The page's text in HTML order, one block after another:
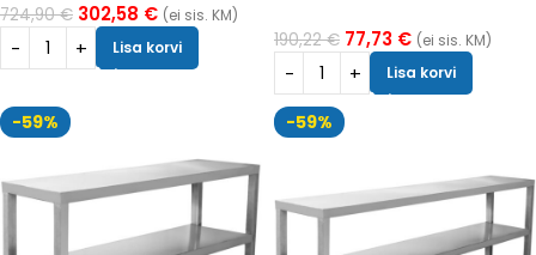
724,90€ 302,58 € (ei sis. KM)
Lisa korvi
190,22€ 77,73 € (ei sis. KM)
Lisa korvi
-59% -59%